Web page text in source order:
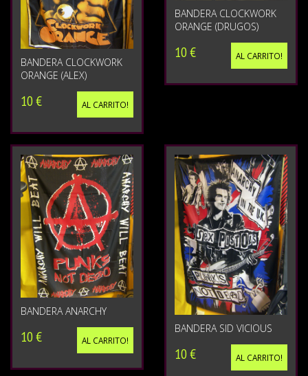
BANDERA CLOCKWORK
ORANGE (ALEX)
10 € AL CARRITO!
BANDERA CLOCKWORK
ORANGE (DRUGOS)
10 € AL CARRITO!
BANDERA ANARCHY
10 € AL CARRITO!
BANDERA SID VICIOUS
10 € AL CARRITO!